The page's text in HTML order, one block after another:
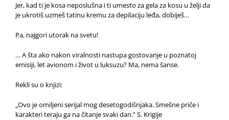
Jer, kad ti je kosa neposlušna i ti umesto za gela za kosu u želji da
je ukrotiš uzmeš tatinu kremu za depilaciju leđa, dobiješ…
Pa, najgori utorak na svetu!
… A šta ako nakon viralnosti nastupa gostovanje u poznatoj
emisiji, let avionom i život u luksuzu? Ma, nema šanse.
Rekli su o knjizi:
„Ovo je omiljeni serijal mog desetogodišnjaka. Smešne priče i
karakteri teraju ga na čitanje svaki dan.” S. Krigije